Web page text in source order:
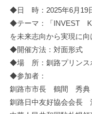
機
構
劉
娜
◆日 時：2025年6月19
◆テーマ：「INVEST
を未来志向から実現に向
◆開催方法：対面形式
◆場 所：釧路プリンス
◆参加者：
釧路市市長 鶴間 秀
釧路日中友好協会会